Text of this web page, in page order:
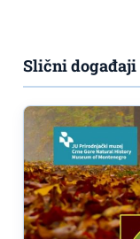
Slični događaji